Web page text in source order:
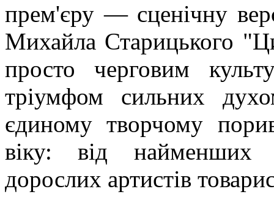
прем'єру — сценічну
Михайла Старицького
просто черговим
тріумфом сильних
єдиному творчому
віку: від найменших
дорослих артистів